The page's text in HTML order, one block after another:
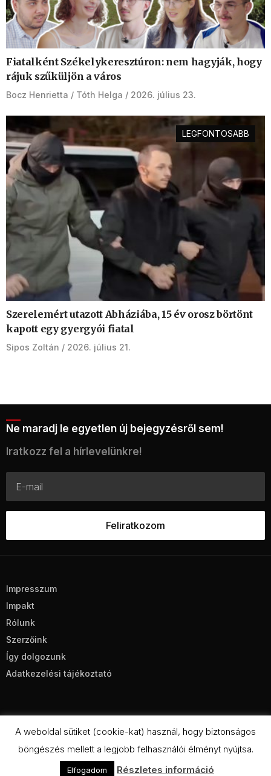
Fiatalként Székelykeresztúron: nem hagyják, hogy
rájuk szűküljön a város
Bocz Henrietta Tóth Helga 2026. július 23.
LEGFONTOSABB
Szerelemért utazott Abháziába, 15 év orosz börtönt
kapott egy gyergyói fiatal
Sipos Zoltán 2026. július 21.
Ne maradj le egyetlen új bejegyzésről sem!
Iratkozz fel a hírlevelünkre!
Impresszum
Impakt
Rólunk
Szerzőink
Így dolgozunk
Adatkezelési tájékoztató
CC BY-NC-SA 4.0
A weboldal sütiket (cookie-kat) használ, hogy biztonságos
böngészés mellett a legjobb felhasználói élményt nyújtsa.
Elfogadom Részletes információ